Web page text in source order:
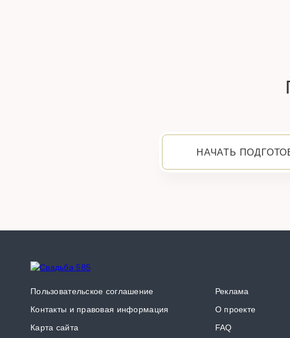
НАЧАТЬ
Пользовательское соглашение
Контакты и правовая информация
Карта сайта
Реклама
О проекте
FAQ